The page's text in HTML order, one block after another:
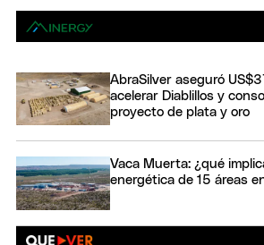
AbraSilver aseguró
acelerar Diablillos y
proyecto de plata y oro
Vaca Muerta: ¿qué
energética de 15 áreas